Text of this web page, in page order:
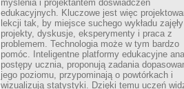
myślenia i projektantem doświadczeń
edukacyjnych. Kluczowe jest więc
lekcji tak, by miejsce suchego wykładu zajęły
projekty, dyskusje, eksperymenty i praca z
problemem. Technologia może w tym bardzo
pomóc. Inteligentne platformy edukacyjne
postępy ucznia, proponują zadania
jego poziomu, przypominają o powtórkach i
wizualizują statystyki. Dzięki temu uczeń